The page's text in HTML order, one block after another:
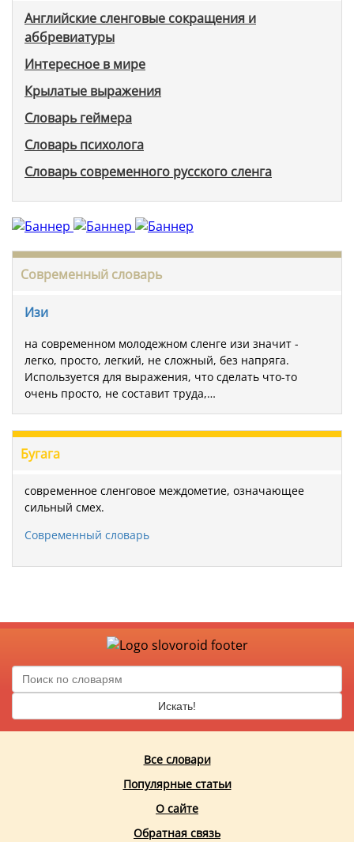
Английские сленговые сокращения и
аббревиатуры
Интересное в мире
Крылатые выражения
Словарь геймера
Словарь психолога
Словарь современного русского сленга
Современный словарь
Изи
на современном молодежном сленге изи значит -
легко, просто, легкий, не сложный, без напряга.
Используется для выражения, что сделать что-то
очень просто, не составит труда,…
Бугага
современное сленговое междометие, означающее
сильный смех.
Современный словарь
Искать!
Все словари
Популярные статьи
О сайте
Обратная связь